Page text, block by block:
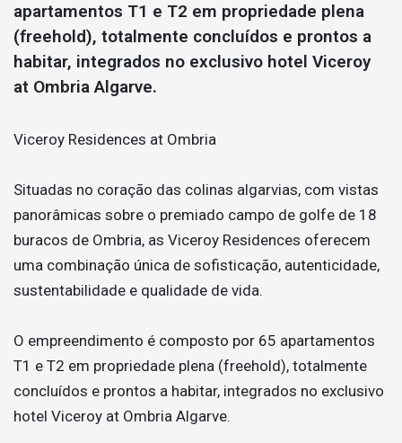
apartamentos T1 e T2 em propriedade plena
(freehold), totalmente concluídos e prontos a
habitar, integrados no exclusivo hotel Viceroy
at Ombria Algarve.
Viceroy Residences at Ombria
Situadas no coração das colinas algarvias, com vistas
panorâmicas sobre o premiado campo de golfe de 18
buracos de Ombria, as Viceroy Residences oferecem
uma combinação única de sofisticação, autenticidade,
sustentabilidade e qualidade de vida.
O empreendimento é composto por 65 apartamentos
T1 e T2 em propriedade plena (freehold), totalmente
concluídos e prontos a habitar, integrados no exclusivo
hotel Viceroy at Ombria Algarve.